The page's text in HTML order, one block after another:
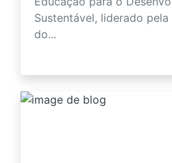
Sustentável, liderado
do...